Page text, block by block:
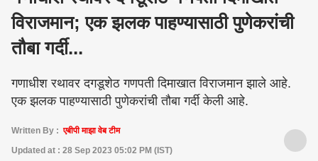
विराजमान; एक झलक पाहण्यासाठी पुणेकरांची
तौबा गर्दी...
गणाधीश रथावर दगडूशेठ गणपती दिमाखात विराजमान झाले आहे.
एक झलक पाहण्यासाठी पुणेकरांची तौबा गर्दी केली आहे.
Written By :एबीपी माझा वेब टीम
Updated at : 28 Sep 2023 05:02 PM (IST)